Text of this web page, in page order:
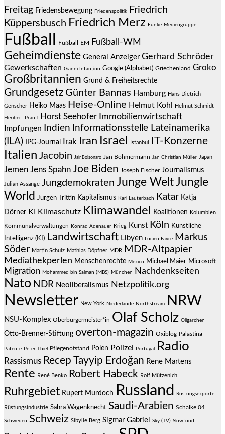
Freitag Friedensbewegung Friedenspolitik
Friedrich
Küppersbusch Friedrich Merz Funke-Mediengruppe
Fußball Fußball-EM Fußball-WM
Geheimdienste General Anzeiger Gerhard Schröder
Gewerkschaften Gianni Infantino Google (Alphabet) Griechenland Groko
Großbritannien Grund & Freiheitsrechte
Grundgesetz Günter Bannas Hamburg Hans Dietrich
Genscher Heiko Maas Heise-Online Helmut Kohl Helmut Schmidt
Heribert Prantl Horst Seehofer Immobilienwirtschaft
Impfungen Indien Informationsstelle Lateinamerika
(ILA)
IPG-Journal Irak Iran Israel Istanbul IT-Konzerne
Italien Jacobin Jair Bolsonaro Jan Böhmermann Jan Christian Müller Japan
Jemen Jens Spahn Joe Biden Joseph Fischer Journalismus
Julian Assange Jungdemokraten Junge WeltJungle
World
Jürgen Trittin Kapitalismus Karl Lauterbach Katar Katja
Dörner KI Klimaschutz Klimawandel Koalitionen Kolumbien
Kommunalverwaltungen Konrad Adenauer Krieg Kunst Köln Künstliche
Intelligenz (KI) Landwirtschaft Libyen Lucien Favre
Markus
Söder Martin Schulz Mathias Döpfner MDR MDR-Altpapier
Mediathekperlen Menschenrechte Mexico Michael Maier Microsoft
Migration Mohammed bin Salman (MBS) München Nachdenkseiten
Nato NDR Neoliberalismus Netzpolitik.org
Newsletter New York Niederlande Northstream NRW
NSU-Komplex Oberbürgermeister*in Olaf Scholz Oligarchen
Otto-Brenner-Stiftung overton-magazin Oxiblog Palästina
Patente Peter Thiel Pflegenotstand Polen Polizei Portugal Radio
Rassismus Recep Tayyip Erdoğan Rene Martens
Rente René Benko Robert Habeck Rolf Mützenich
Ruhrgebiet Rupert Murdoch Russland Rüstungsexporte
Rüstungsindustrie Sahra Wagenknecht Saudi-Arabien Schalke 04
Schweden Schweiz Sibylle Berg Sigmar Gabriel Sky (TV) Slowfood